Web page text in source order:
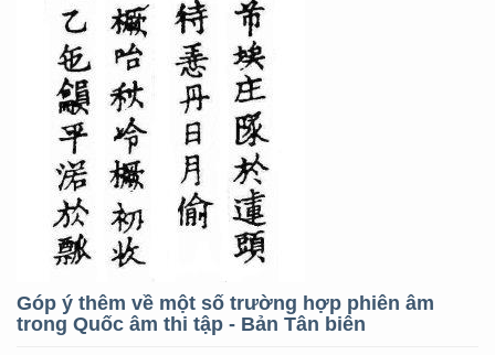
Góp ý thêm về một số trường hợp phiên âm
trong Quốc âm thi tập - Bản Tân biên